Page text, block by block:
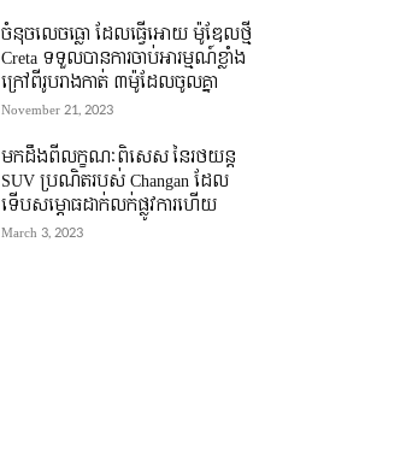
ចំនុចលេចធ្លោ ដែលធ្វើអោយ ម៉ូឌែលថ្មី
Creta ទទួលបានការចាប់អារម្មណ៍ខ្លាំង
ក្រៅពីរូបរាងកាត់ ៣ម៉ូដែលចូលគ្នា
November 21, 2023
មកដឹងពីលក្ខណៈពិសេស នៃរថយន្ត
SUV ប្រណិតរបស់ Changan ដែល
ទើបសម្ភោធដាក់លក់ផ្លូវការហើយ
March 3, 2023